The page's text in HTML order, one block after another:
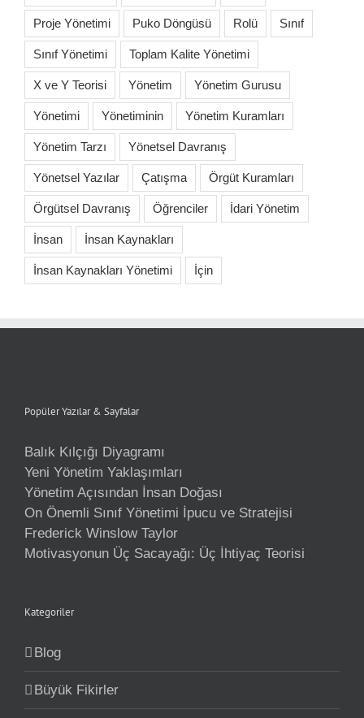
Proje Yönetimi Puko Döngüsü Rolü Sınıf
Sınıf Yönetimi Toplam Kalite Yönetimi
X ve Y Teorisi Yönetim Yönetim Gurusu
Yönetimi Yönetiminin Yönetim Kuramları
Yönetim Tarzı Yönetsel Davranış
Yönetsel Yazılar Çatışma Örgüt Kuramları
Örgütsel Davranış Öğrenciler İdari Yönetim
İnsan İnsan Kaynakları
İnsan Kaynakları Yönetimi İçin
Popüler Yazılar & Sayfalar
Balık Kılçığı Diyagramı
Yeni Yönetim Yaklaşımları
Yönetim Açısından İnsan Doğası
On Önemli Sınıf Yönetimi İpucu ve Stratejisi
Frederick Winslow Taylor
Motivasyonun Üç Sacayağı: Üç İhtiyaç Teorisi
Kategoriler
Blog
Büyük Fikirler